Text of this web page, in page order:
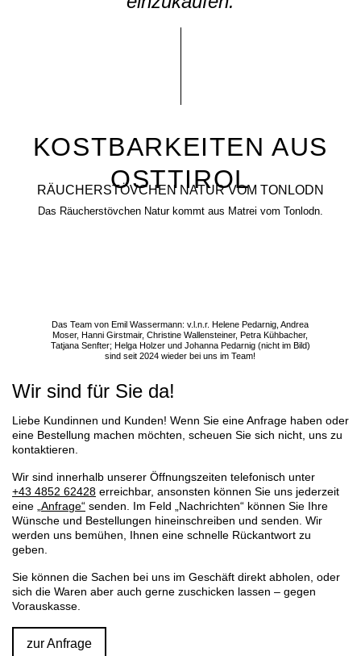
KOSTBARKEITEN AUS
OSTTIROL
RÄUCHERSTÖVCHEN NATUR VOM TONLODN
Das Räucherstövchen Natur kommt aus Matrei vom Tonlodn.
Das Team von Emil Wassermann: v.l.n.r. Helene Pedarnig, Andrea
Moser, Hanni Girstmair, Christine Wallensteiner, Petra Kühbacher,
Tatjana Senfter; Helga Holzer und Johanna Pedarnig (nicht im Bild)
sind seit 2024 wieder bei uns im Team!
Wir sind für Sie da!
Liebe Kundinnen und Kunden! Wenn Sie eine Anfrage haben oder
eine Bestellung machen möchten, scheuen Sie sich nicht, uns zu
kontaktieren.
Wir sind innerhalb unserer Öffnungszeiten telefonisch unter
+43 4852 62428 erreichbar, ansonsten können Sie uns jederzeit
eine „Anfrage“ senden. Im Feld „Nachrichten“ können Sie Ihre
Wünsche und Bestellungen hineinschreiben und senden. Wir
werden uns bemühen, Ihnen eine schnelle Rückantwort zu
geben.
Sie können die Sachen bei uns im Geschäft direkt abholen, oder
sich die Waren aber auch gerne zuschicken lassen – gegen
Vorauskasse.
zur Anfrage